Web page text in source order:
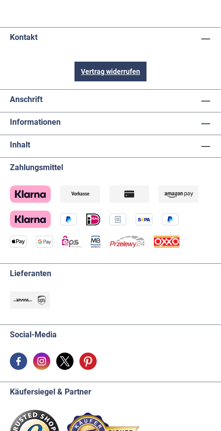
Kontakt
Vertrag widerrufen
Anschrift
Informationen
Inhalt
Zahlungsmittel
Lieferanten
Social-Media
Käufersiegel & Partner